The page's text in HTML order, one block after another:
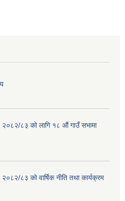
८३ को लागि १८ औं गाउँ सभामा
८३ को वार्षिक नीति तथा कार्यक्रम